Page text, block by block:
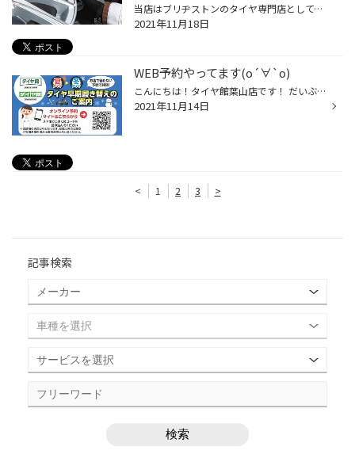
当店はブリヂストンのタイヤ専門店として、ドライブの快適性を“足もと”からしっかりとサポートいたします。お客様により安全・安心なカーライフを送っていただけるよう、さまざまな商品・サービスをご用意していますが、なかでもタイヤのことならぜひおまかせください。もし、「ずいぶん長く使って...
2021年11月18日
WEB予約やってます(о´∀`о)
こんにちは！タイヤ館葉山店です！ だいぶ寒い日が続き冬タイヤへの履き替えも多くなってきました。 履き替えなど作業などのご予約はWEBにて受付中です！！！(*´ω｀*) もちろんお電話でもOKですd(^_^o) ↓コチラのQRコードもしくは、WEB予約をクリック↙︎ WEB予約はこちらからもOK!! ↗︎ ①オンライン予...
2021年11月14日
< 1 2 3 >
記事検索